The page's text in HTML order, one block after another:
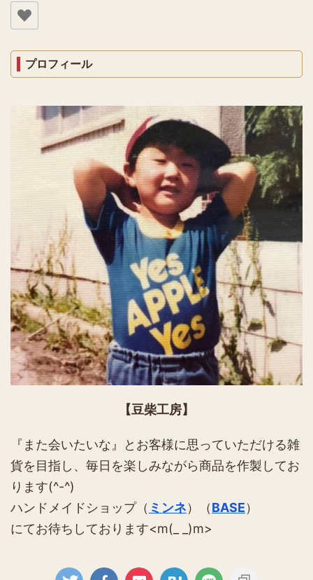
プロフィール
【豆柴工房】
『また会いたいな』とお客様に思っていただける雑
貨を目指し、毎日を楽しみながら商品を作製してお
ります(^-^)
ハンドメイドショップ（ ミンネ）（BASE）
にてお待ちしております<m(_ _)m>